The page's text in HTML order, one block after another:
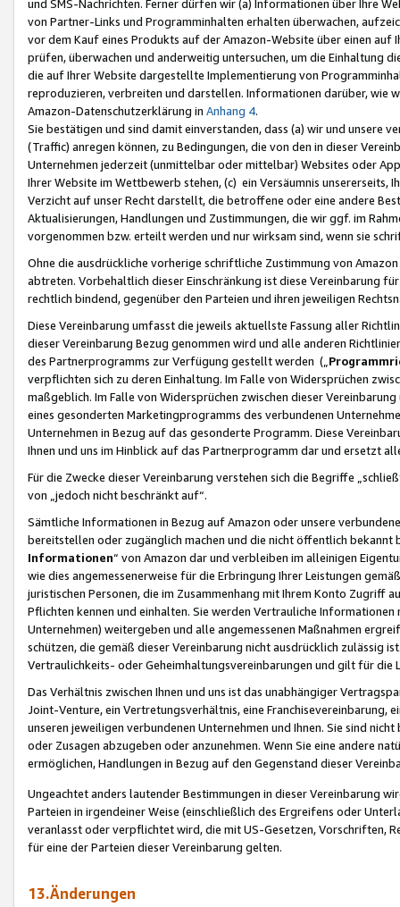
und SMS-Nachrichten. Ferner dürfen wir (a) Informationen über Ihre
von Partner-Links und Programminhalten erhalten überwachen,
vor dem Kauf eines Produkts auf der Amazon-Website über einen
prüfen, überwachen und anderweitig untersuchen, um die Einhaltung
die auf Ihrer Website dargestellte Implementierung von
reproduzieren, verbreiten und darstellen. Informationen darüber, wie
Amazon-Datenschutzerklärung in Anhang 4.
Sie bestätigen und sind damit einverstanden, dass (a) wir und
(Traffic) anregen können, zu Bedingungen, die von den in dieser
Unternehmen jederzeit (unmittelbar oder mittelbar) Websites oder
Ihrer Website im Wettbewerb stehen, (c) ein Versäumnis unsererseits,
Verzicht auf unser Recht darstellt, die betroffene oder eine andere
Aktualisierungen, Handlungen und Zustimmungen, die wir ggf. im
vorgenommen bzw. erteilt werden und nur wirksam sind, wenn sie
Ohne die ausdrückliche vorherige schriftliche Zustimmung von
abtreten. Vorbehaltlich dieser Einschränkung ist diese Vereinbarung
rechtlich bindend, gegenüber den Parteien und ihren jeweiligen
Diese Vereinbarung umfasst die jeweils aktuellste Fassung aller
dieser Vereinbarung Bezug genommen wird und alle anderen
des Partnerprogramms zur Verfügung gestellt werden („
verpflichten sich zu deren Einhaltung. Im Falle von Widersprüchen
maßgeblich. Im Falle von Widersprüchen zwischen dieser
eines gesonderten Marketingprogramms des verbundenen
Unternehmen in Bezug auf das gesonderte Programm. Diese
Ihnen und uns im Hinblick auf das Partnerprogramm dar und ersetzt
Für die Zwecke dieser Vereinbarung verstehen sich die Begriffe
von „jedoch nicht beschränkt auf“.
Sämtliche Informationen in Bezug auf Amazon oder unsere
bereitstellen oder zugänglich machen und die nicht öffentlich
Informationen“ von Amazon dar und verbleiben im alleinigen
wie dies angemessenerweise für die Erbringung Ihrer Leistungen
juristischen Personen, die im Zusammenhang mit Ihrem Konto
Pflichten kennen und einhalten. Sie werden Vertrauliche
Unternehmen) weitergeben und alle angemessenen Maßnahmen
schützen, die gemäß dieser Vereinbarung nicht ausdrücklich zulässig
Vertraulichkeits- oder Geheimhaltungsvereinbarungen und gilt für die
Das Verhältnis zwischen Ihnen und uns ist das unabhängiger
Joint-Venture, ein Vertretungsverhältnis, eine Franchisevereinbarung,
unseren jeweiligen verbundenen Unternehmen und Ihnen. Sie sind
oder Zusagen abzugeben oder anzunehmen. Wenn Sie eine andere
ermöglichen, Handlungen in Bezug auf den Gegenstand dieser
Ungeachtet anders lautender Bestimmungen in dieser Vereinbarung
Parteien in irgendeiner Weise (einschließlich des Ergreifens oder
veranlasst oder verpflichtet wird, die mit US-Gesetzen, Vorschriften,
für eine der Parteien dieser Vereinbarung gelten.
13.Änderungen